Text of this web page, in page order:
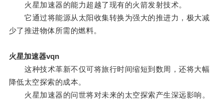
火星加速器的能力超越了现有的火箭发射技术。
它通过将能源从太阳收集转换为强大的推进力，极大减
少了推进物体所需的燃料。
火星加速器vqn
这种技术革新不仅可将旅行时间缩短到数周，还将大幅
降低太空探索的成本。
火星加速器的问世将对未来的太空探索产生深远影响。